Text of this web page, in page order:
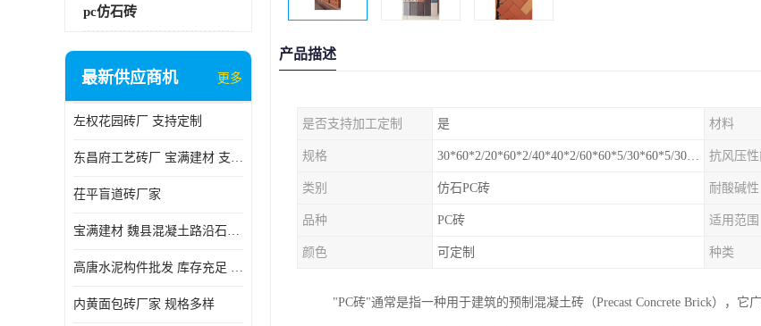
pc仿石砖
最新供应商机 更多
左权花园砖厂 支持定制
东昌府工艺砖厂 宝满建材 支持定制
茌平盲道砖厂家
宝满建材 魏县混凝土路沿石批发
高唐水泥构件批发 库存充足 宝满建材
内黄面包砖厂家 规格多样
产品描述
是否支持加工定制 是 材料
规格 30*60*2/20*60*2/40*40*2/60*60*5/30*60*5/30*30*5mm 抗风压
类别 仿石PC砖 耐酸碱性
品种 PC砖 适用范围
颜色 可定制 种类
"PC砖"通常是指一种用于建筑的预制混凝土砖（Precast Concrete Brick），